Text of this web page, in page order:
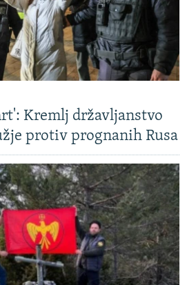
Kremlj državljanstvo
protiv prognanih Rusa